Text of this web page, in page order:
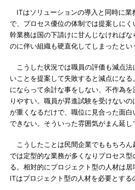
ITはソリューションの導入と同時に業
で、プロセス優位の体制では提案しに
幹業務は国の下請けに甘んじなければ
のに伴い組織も硬直化してしまったとい
こうした状況では職員の評価も減点法
いことを提案して失敗すると減点にな
にならって余計な事をしない、不作為
りやすい。職員が昇進試験を受けない
が重くなるだけで、職位に見合った面
できない。そういった雰囲気がまん延し
こうしたことは民間企業でももちろん
では定型的な業務が多くなりプロセス
る。相対的にプロジェクト型の人材は
ITはプロジェクト型の人材を必要とする